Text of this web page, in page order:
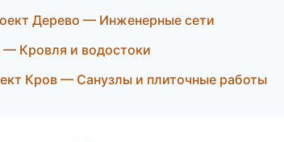
Дерево — Инженерные сети
— Кровля и водостоки
Кров — Санузлы и плиточные работы